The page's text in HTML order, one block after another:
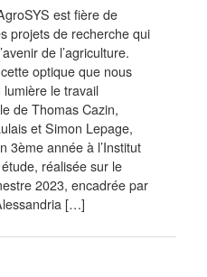
est fière de
projets de recherche qui
de l’agriculture.
optique que nous
lumière le travail
de Thomas Cazin,
et Simon Lepage,
3ème année à l’Institut
réalisée sur le
2023, encadrée par
[…]